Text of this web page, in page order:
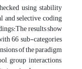
using stability
selective coding
results show
66 sub-categories
of the paradigm
group interactions,